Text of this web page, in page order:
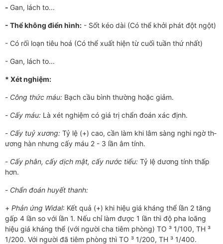
- Gan, lách to...
- Thể không điển hình: - Sốt kéo dài (Có thể khởi phát đột ngột)
- Có rối loạn tiêu hoá (Có thể xuất hiện từ cuối tuần thứ nhất)
- Gan, lách to...
* Xét nghiệm:
- Công thức máu: Bạch cầu bình th­­ường hoặc giảm.
- Cấy máu: Là xét nghiệm có giá trị chẩn đoán xác định.
- Cấy tuỷ x­­ương: Tỷ lệ (+) cao, cần làm khi lâm sàng nghi ngờ th­­
ương hàn như­­­ng cấy máu 2 - 3 lần âm tính.
- Cấy phân, cấy dịch mật, cấy n­ước tiểu: Tỷ lệ d­­ương tính thấp
hơn.
- Chẩn đoán huyết thanh:
+ Phản ứng Widal: Kết quả (+) khi hiệu giá kháng thể lần 2 tăng
gấp 4 lần so với lần 1. Nếu chỉ làm đư­­ợc 1 lần thì độ pha loãng
hiệu giá kháng thể (với ngư­­­ời ch­­a tiêm phòng) TO ³ 1/100, TH ³
1/200. Với ng­­ười đã tiêm phòng thì TO ³ 1/200, TH ³ 1/400.